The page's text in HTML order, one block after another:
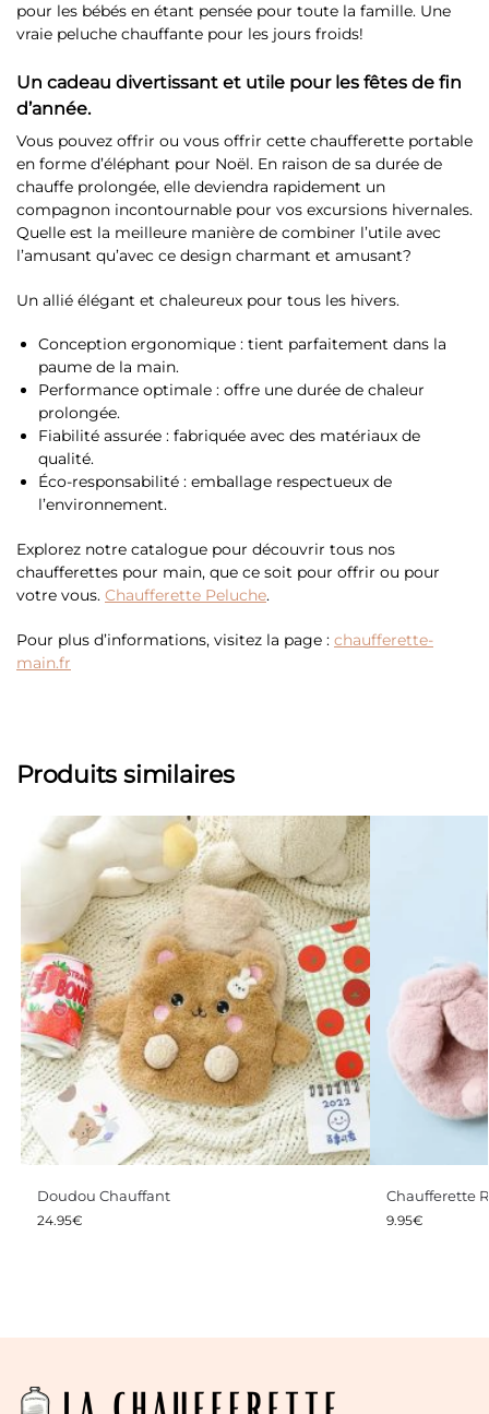
pour les bébés en étant pensée pour toute la famille. Une
vraie peluche chauffante pour les jours froids!
Un cadeau divertissant et utile pour les fêtes de fin
d’année.
Vous pouvez offrir ou vous offrir cette chaufferette portable
en forme d’éléphant pour Noël. En raison de sa durée de
chauffe prolongée, elle deviendra rapidement un
compagnon incontournable pour vos excursions hivernales.
Quelle est la meilleure manière de combiner l’utile avec
l’amusant qu’avec ce design charmant et amusant?
Un allié élégant et chaleureux pour tous les hivers.
Conception ergonomique : tient parfaitement dans la
paume de la main.
Performance optimale : offre une durée de chaleur
prolongée.
Fiabilité assurée : fabriquée avec des matériaux de
qualité.
Éco-responsabilité : emballage respectueux de
l’environnement.
Explorez notre catalogue pour découvrir tous nos
chaufferettes pour main, que ce soit pour offrir ou pour
votre vous. Chaufferette Peluche.
Pour plus d’informations, visitez la page : chaufferette-
main.fr
Produits similaires
Doudou Chauffant
24.95€
Chaufferette
9.95€